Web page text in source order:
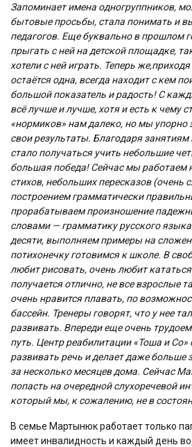
Запоминает имена одногруппников,
бытовые просьбы, стала понимать и
педагогов. Еще буквально в прошлом
прыгать с ней на детской площадке,
хотели с ней играть. Теперь
остаётся одна, всегда находит с кем
большой показатель и радость! С
всё лучше и лучше, хотя и есть к чему
«нормиков» нам далеко, но мы
свои результаты. Благодаря
стало получаться учить небольшие
большая победа! Сейчас мы работаем
стихов, небольших пересказов (очень
построением грамматически
прорабатываем произношение
словами — грамматику русского
десяти, выполняем примеры на
потихонечку готовимся к школе. В
любит рисовать, очень любит
получается отлично, не все взрослые
очень нравится плавать, по
бассейн. Тренеры говорят, что у нее
развивать. Впереди еще очень
путь. Центр реабилитации «Тоша и Со»
развивать речь и делает даже больше
за несколько месяцев дома. Сейчас
попасть на очередной слухоречевой
который мы, к сожалению, не в
В семье Мартынюк работает только
имеет инвалидность и каждый день